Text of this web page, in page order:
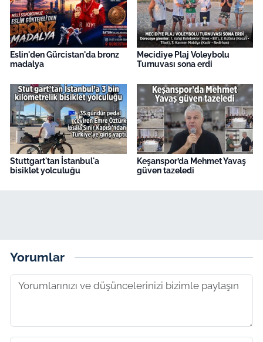
Eslin'den Gürcistan'da bronz
madalya
Mecidiye Plaj Voleybolu
Turnuvası sona erdi
Stuttgart'tan İstanbul'a
bisiklet yolculuğu
Keşanspor’da Mehmet Yavaş
güven tazeledi
Yorumlar
Gündem-Eğitim